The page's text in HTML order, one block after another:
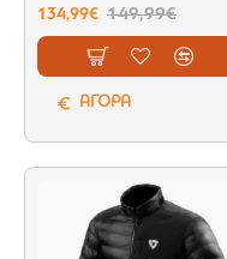
134,99€ 149,99€
ΑΓΟΡΑ